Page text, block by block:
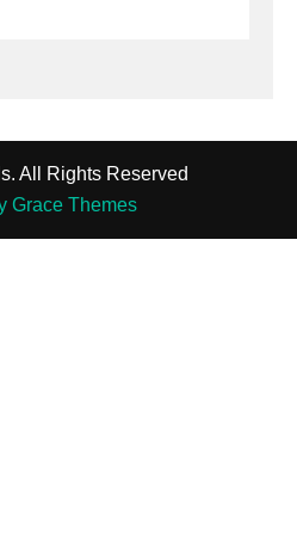
All Rights Reserved
Grace Themes